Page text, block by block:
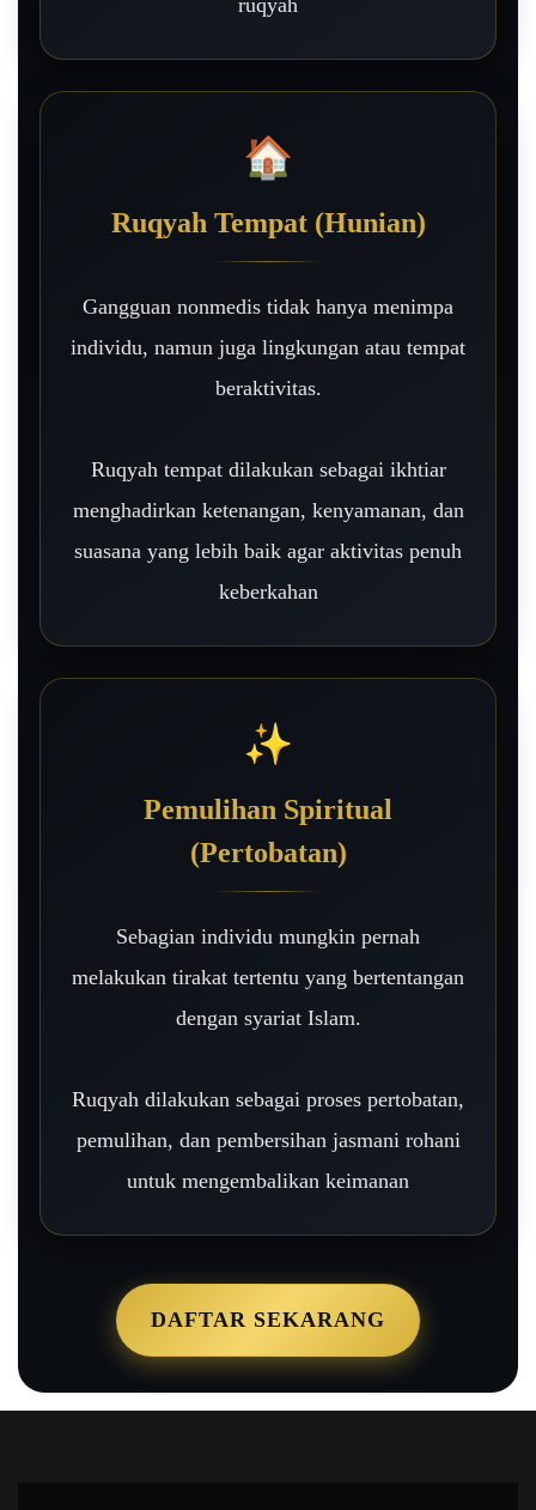
🏠
Ruqyah Tempat (Hunian)
Gangguan nonmedis tidak hanya menimpa
individu, namun juga lingkungan atau tempat
beraktivitas.
Ruqyah tempat dilakukan sebagai ikhtiar
menghadirkan ketenangan, kenyamanan, dan
suasana yang lebih baik agar aktivitas penuh
keberkahan
✨
Pemulihan Spiritual
(Pertobatan)
Sebagian individu mungkin pernah
melakukan tirakat tertentu yang bertentangan
dengan syariat Islam.
Ruqyah dilakukan sebagai proses pertobatan,
pemulihan, dan pembersihan jasmani rohani
untuk mengembalikan keimanan
DAFTAR SEKARANG